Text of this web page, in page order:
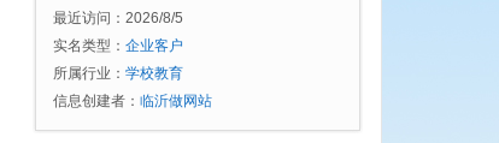
最近访问：2026/8/5
实名类型： 企业客户
所属行业： 学校教育
信息创建者： 临沂做网站